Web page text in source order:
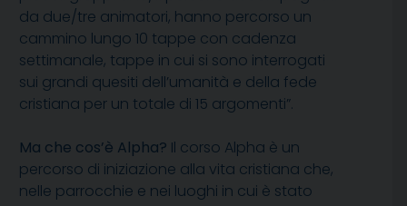
da due/tre animatori, hanno percorso un
cammino lungo 10 tappe con cadenza
settimanale, tappe in cui si sono interrogati
sui grandi quesiti dell’umanità e della fede
cristiana per un totale di 15 argomenti”.
Ma che cos’è Alpha? Il corso Alpha è un
percorso di iniziazione alla vita cristiana che,
nelle parrocchie e nei luoghi in cui è stato